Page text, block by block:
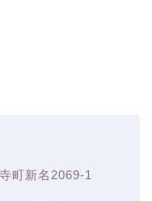
町新名2069-1